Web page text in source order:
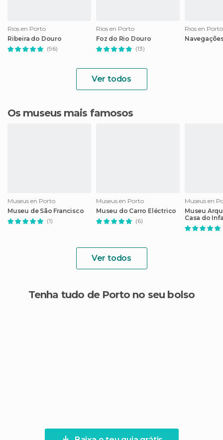
Rios en Porto
Ribeira do Douro
(96)
Rios en Porto
Foz do Rio Douro
(13)
Rios en Porto
Ver todos
Os museus mais famosos
Museus en Porto
Museu de São Francisco
(1)
Museus en Porto
Museu do Carro Eléctrico
(6)
Museus en
Museu
Casa do
Ver todos
Tenha tudo de Porto no seu bolso